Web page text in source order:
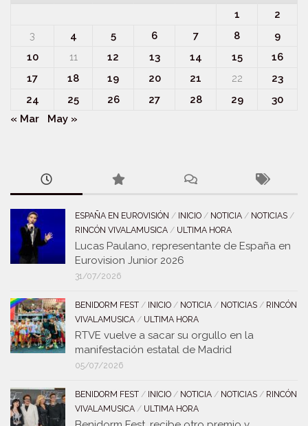
1
2
3
4 5 6 7 8
9
10
11 12 13 14 15
16
17
18 19 20 21 22
23
24
25 26 27 28 29
30
« Mar
May »
ESPAÑA EN EUROVISIÓN / INICIO / NOTICIA / NOTICIAS /
RINCÓN VIVALAMUSICA / ULTIMA HORA
Lucas Paulano, representante de España en
Eurovision Junior 2026
31/07/2026
BENIDORM FEST / INICIO / NOTICIA / NOTICIAS / RINCÓN
VIVALAMUSICA / ULTIMA HORA
RTVE vuelve a sacar su orgullo en la
manifestación estatal de Madrid
05/07/2026
BENIDORM FEST / INICIO / NOTICIA / NOTICIAS / RINCÓN
VIVALAMUSICA / ULTIMA HORA